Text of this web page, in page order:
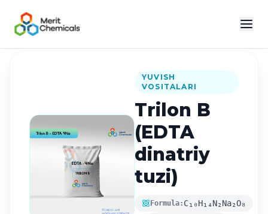
Katalogga qaytish
YUVISH
VOSITALARI
Trilon B
(EDTA
dinatriy
tuzi)
Formula: C₁₀H₁₄N₂Na₂O₈